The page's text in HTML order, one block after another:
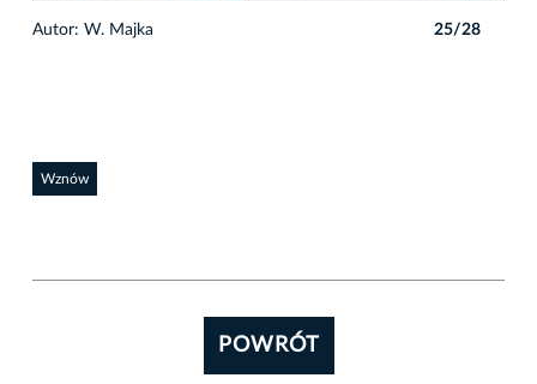
Autor: W. Majka 25/28
Wznów
POWRÓT